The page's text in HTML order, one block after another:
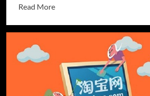
Phim
Read MoreRead
about
ký
tài
khoản